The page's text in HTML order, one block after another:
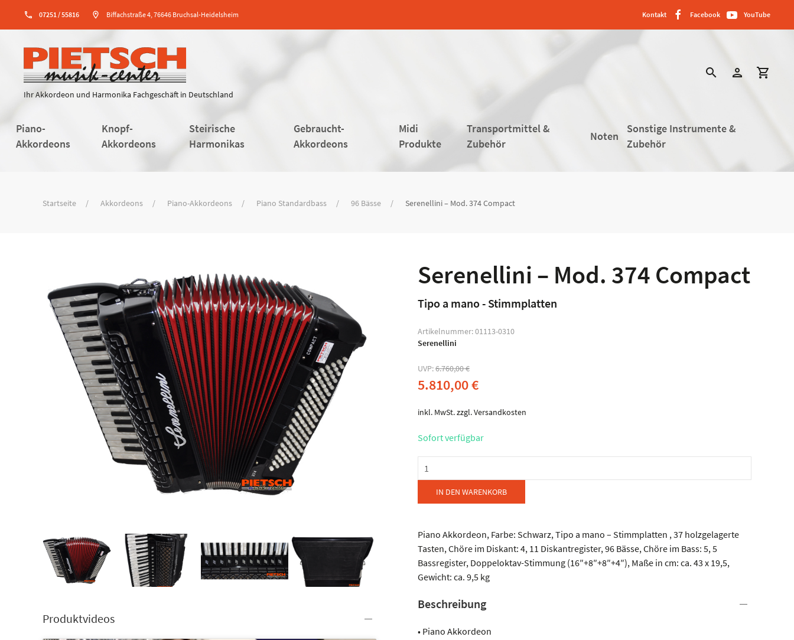
phone 07251 / 55816 location_on Biffachstraße 4, 76646 Bruchsal-Heidelsheim Kontakt Facebook YouTube
Ihr Akkordeon und Harmonika Fachgeschäft in Deutschland
search person shopping_cart
Piano-
Akkordeons
Knopf-
Akkordeons
Steirische
Harmonikas
Gebraucht-
Akkordeons
Midi
Produkte
Transportmittel &
Zubehör
Noten
Sonstige Instrumente &
Zubehör
Startseite Akkordeons Piano-Akkordeons Piano Standardbass 96 Bässe Serenellini – Mod. 374 Compact
Produktvideos
Serenellini – Mod. 374 Compact
Tipo a mano - Stimmplatten
Artikelnummer:01113-0310
Serenellini
UVP:6.760,00€
5.810,00€
inkl. MwSt.zzgl.Versandkosten
Sofort verfügbar
Serenellini
-
Mod.
374
Menge
IN DEN WARENKORB
Piano Akkordeon, Farbe: Schwarz, Tipo a mano – Stimmplatten , 37 holzgelagerte
Tasten, Chöre im Diskant: 4, 11 Diskantregister, 96 Bässe, Chöre im Bass: 5, 5
Bassregister, Doppeloktav-Stimmung (16″+8″+8″+4″), Maße in cm: ca. 43 x 19,5,
Gewicht: ca. 9,5 kg
Beschreibung
• Piano Akkordeon